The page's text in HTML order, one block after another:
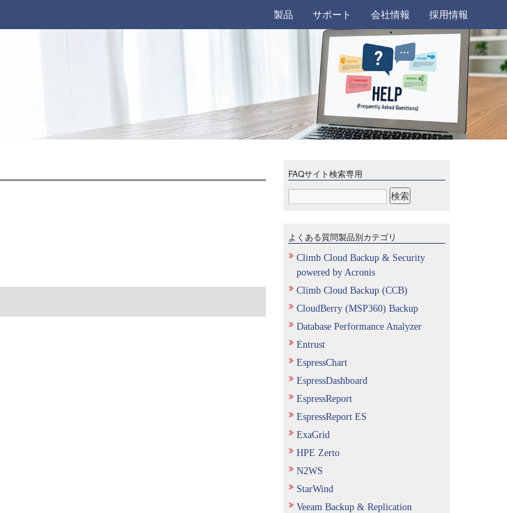
製品 サポート 会社情報 採用情報
FAQサイト検索専用
よくある質問製品別カテゴリ
Climb Cloud Backup & Security
powered by Acronis
Climb Cloud Backup (CCB)
CloudBerry (MSP360) Backup
Database Performance Analyzer
Entrust
EspressChart
EspressDashboard
EspressReport
EspressReport ES
ExaGrid
HPE Zerto
N2WS
StarWind
Veeam Backup & Replication